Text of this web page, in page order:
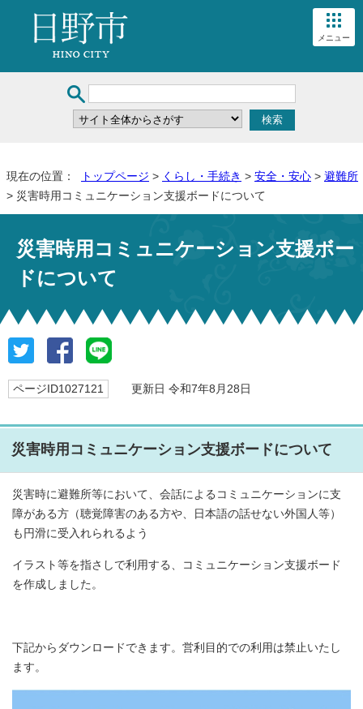
メニュー
現在の位置： トップページ > くらし・手続き > 安全・安心 > 避難所
> 災害時用コミュニケーション支援ボードについて
災害時用コミュニケーション支援ボー
ドについて
ページID1027121 更新日 令和7年8月28日
災害時用コミュニケーション支援ボードについて
災害時に避難所等において、会話によるコミュニケーションに支
障がある方（聴覚障害のある方や、日本語の話せない外国人等）
も円滑に受入れられるよう
イラスト等を指さしで利用する、コミュニケーション支援ボード
を作成しました。
下記からダウンロードできます。営利目的での利用は禁止いたし
ます。